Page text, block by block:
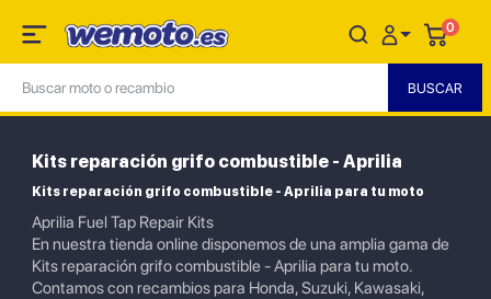
0
Kits reparación grifo combustible - Aprilia
Kits reparación grifo combustible - Aprilia para tu moto
Aprilia Fuel Tap Repair Kits
En nuestra tienda online disponemos de una amplia gama de
Kits reparación grifo combustible - Aprilia para tu moto.
Contamos con recambios para Honda, Suzuki, Kawasaki,